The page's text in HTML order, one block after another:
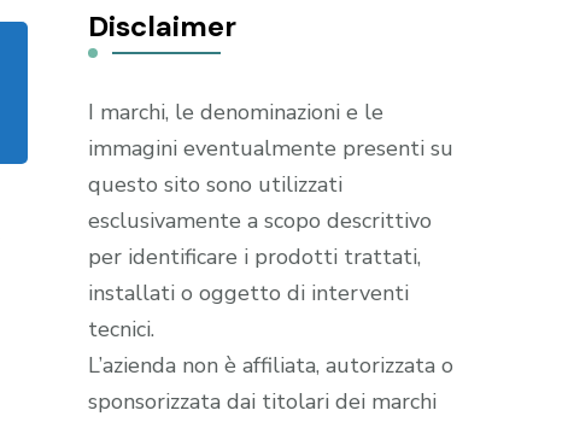
Disclaimer
I marchi, le denominazioni e le
immagini eventualmente presenti su
questo sito sono utilizzati
esclusivamente a scopo descrittivo
per identificare i prodotti trattati,
installati o oggetto di interventi
tecnici.
L’azienda non è affiliata, autorizzata o
sponsorizzata dai titolari dei marchi